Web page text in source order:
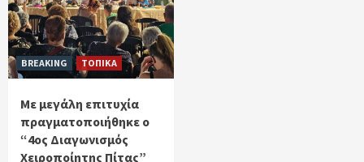
BREAKING ΤΟΠΙΚΑ
Με μεγάλη επιτυχία
πραγματοποιήθηκε ο
“4ος Διαγωνισμός
Χειροποίητης Πίτας”